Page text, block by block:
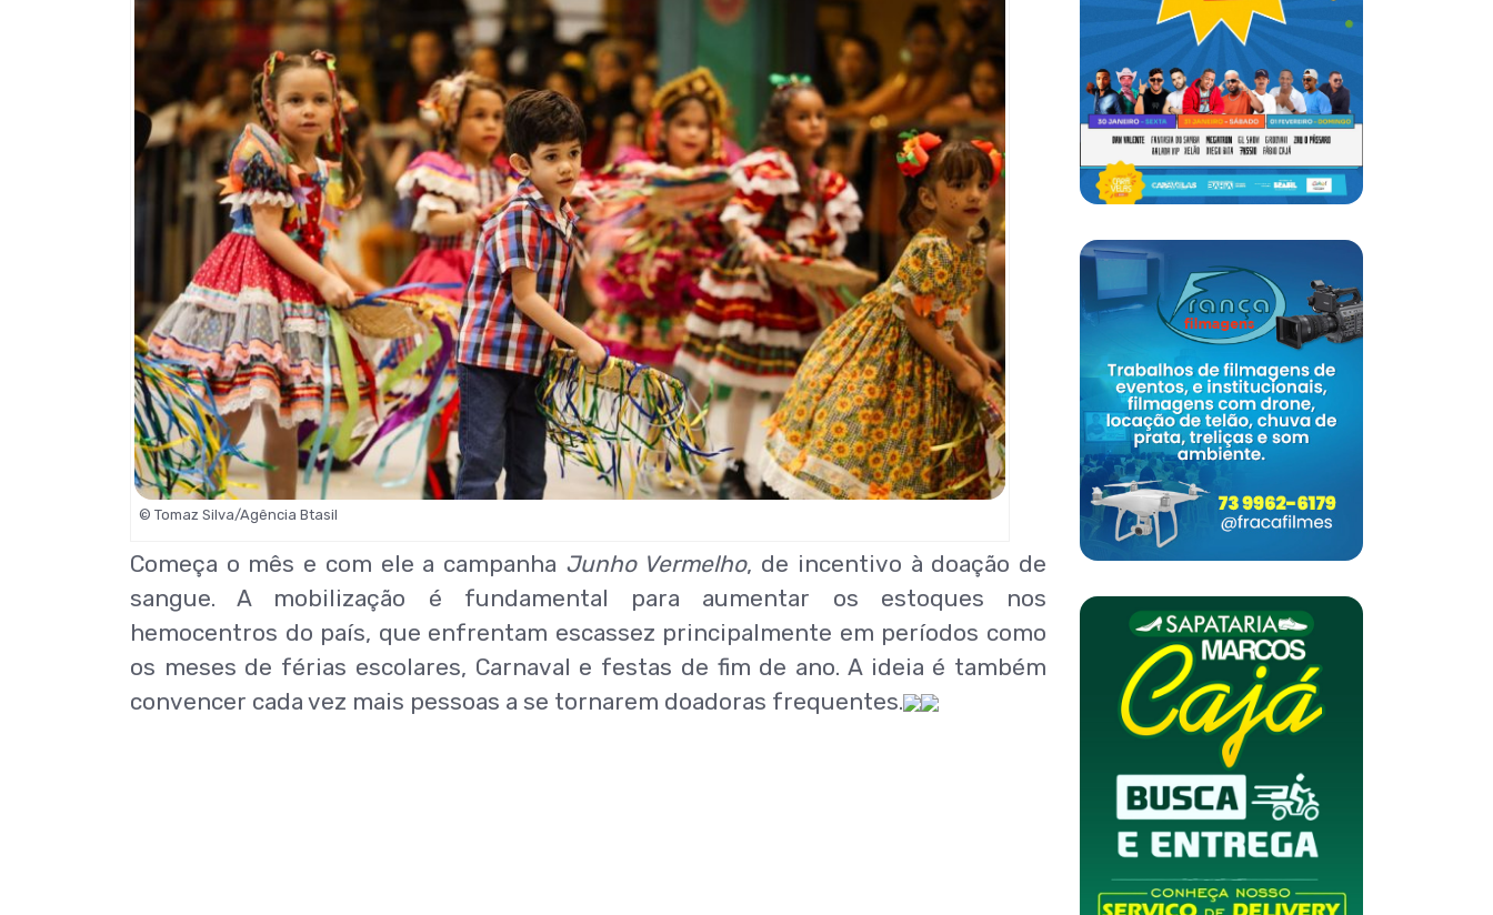
© Tomaz Silva/Agência Btasil
Começa o mês e com ele a campanha Junho Vermelho, de incentivo à doação de
sangue. A mobilização é fundamental para aumentar os estoques nos
hemocentros do país, que enfrentam escassez principalmente em períodos como
os meses de férias escolares, Carnaval e festas de fim de ano. A ideia é também
convencer cada vez mais pessoas a se tornarem doadoras frequentes.